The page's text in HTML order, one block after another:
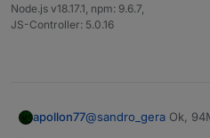
Node.js v18.17.1, npm: 9.6.7,
JS-Controller: 5.0.16
apollon77@sandro_gera Ok,